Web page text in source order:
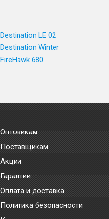
Destination LE 02
Destination Winter
FireHawk 680
Оптовикам
Поставщикам
Акции
Гарантии
Оплата и доставка
Политика безопасности